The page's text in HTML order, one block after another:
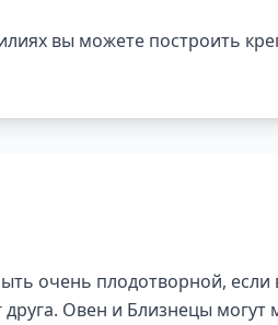
вы можете построить
очень плодотворной, если
друга. Овен и Близнецы могут